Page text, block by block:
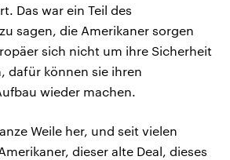
Das war ein Teil des
sagen, die Amerikaner sorgen
sich nicht um ihre Sicherheit
dafür können sie ihren
wieder machen.
Weile her, und seit vielen
dieser alte Deal, dieses